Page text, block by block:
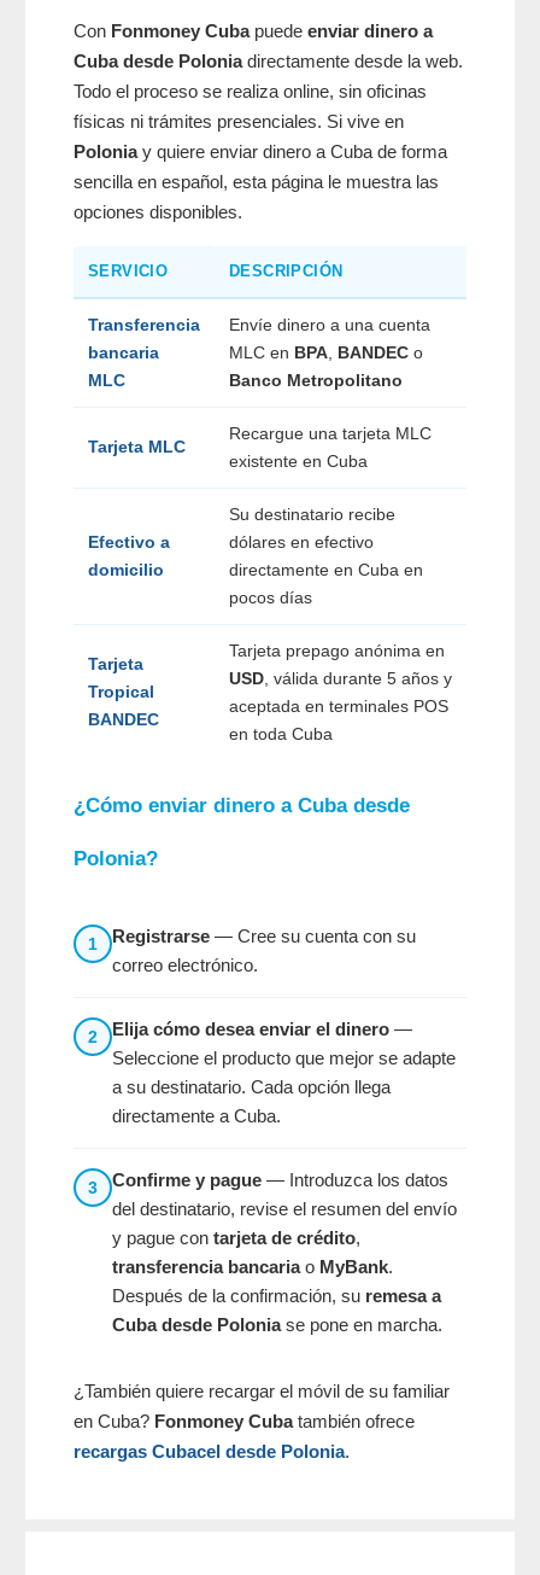
Con Fonmoney Cubapuede enviar dinero a
Cuba desde Poloniadirectamente desde la web.
Todo el proceso se realiza online, sin oficinas
físicas ni trámites presenciales. Si vive en
Poloniay quiere enviar dinero a Cuba de forma
sencilla en español, esta página le muestra las
opciones disponibles.
SERVICIO DESCRIPCIÓN
Transferencia
bancaria
MLC
Envíe dinero a una cuenta
MLC en BPA, BANDEC o
Banco Metropolitano
Tarjeta MLC
Recargue una tarjeta MLC
existente en Cuba
Efectivo a
domicilio
Su destinatario recibe
dólares en efectivo
directamente en Cuba en
pocos días
Tarjeta
Tropical
BANDEC
Tarjeta prepago anónima en
USD, válida durante 5 años y
aceptada en terminales POS
en toda Cuba
¿Cómo enviar dinero a Cuba desde
Polonia?
1 Registrarse — Cree su cuenta con su
correo electrónico.
2 Elija cómo desea enviar el dinero —
Seleccione el producto que mejor se adapte
a su destinatario. Cada opción llega
directamente a Cuba.
3 Confirme y pague — Introduzca los datos
del destinatario, revise el resumen del envío
y pague con tarjeta de crédito,
transferencia bancariao MyBank.
Después de la confirmación, su remesa a
Cuba desde Poloniase pone en marcha.
¿También quiere recargar el móvil de su familiar
en Cuba? Fonmoney Cubatambién ofrece
recargas Cubacel desde Polonia.